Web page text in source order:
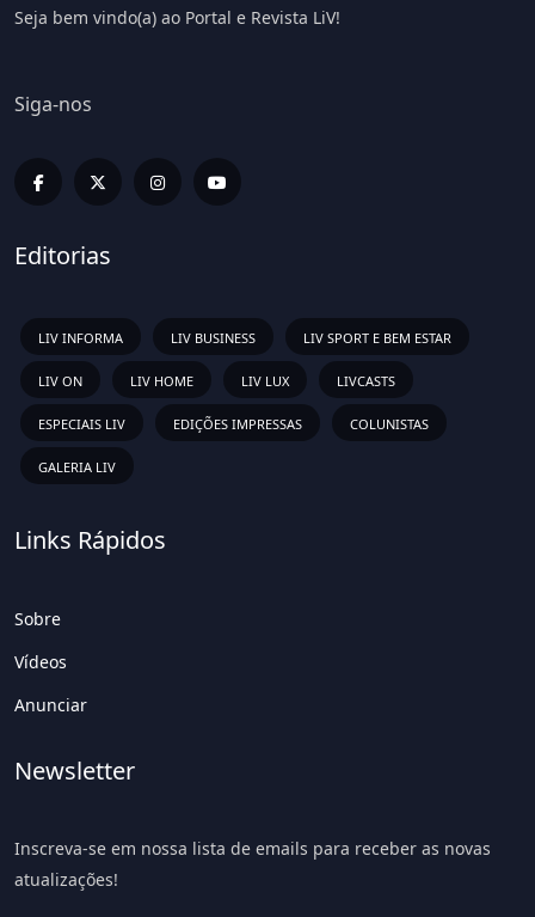
Seja bem vindo(a) ao Portal e Revista LiV!
Siga-nos
Editorias
LIV INFORMA LIV BUSINESS LIV SPORT E BEM ESTAR
LIV ON LIV HOME LIV LUX LIVCASTS
ESPECIAIS LIV EDIÇÕES IMPRESSAS COLUNISTAS
GALERIA LIV
Links Rápidos
Sobre
Vídeos
Anunciar
Newsletter
Inscreva-se em nossa lista de emails para receber as novas
atualizações!